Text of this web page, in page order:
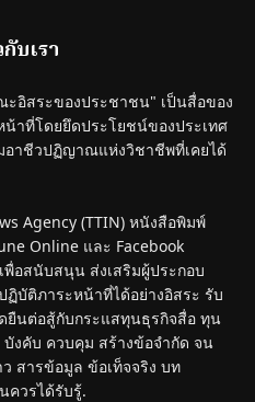
บเรา
อิสระของประชาชน" เป็นสื่อของ
าที่โดยยึดประโยชน์ของประเทศ
าชีวปฏิญาณแห่งวิชาชีพที่เคยได้
Agency (TTIN) หนังสือพิมพ์
Online และ Facebook
อสนับสนุน ส่งเสริมผู้ประกอบ
บัติภาระหน้าที่ได้อย่างอิสระ รับ
ยืนต่อสู้กับกระแสทุนธุรกิจสื่อ ทุน
งคับ ควบคุม สร้างข้อจำกัด จน
สารข้อมูล ข้อเท็จจริง บท
ควรได้รับรู้.